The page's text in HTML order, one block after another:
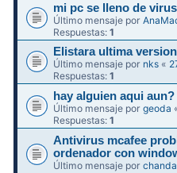
mi pc se lleno de virus
Último mensaje por
Respuestas:1
Elistara ultima version
Último mensaje por nks «
Respuestas:1
hay alguien aqui aun?
Último mensaje porgeoda
Respuestas:1
Antivirus mcafee
ordenador con
Último mensaje por